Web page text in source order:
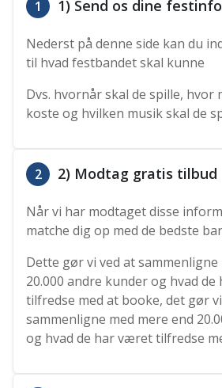
1 1) Send os dine
Nederst på denne side kan du
til hvad festbandet skal kunne
Dvs. hvornår skal de spille, hvor
koste og hvilken musik skal de
2 2) Modtag gratis tilbud
Når vi har modtaget disse
matche dig op med de bedste
Dette gør vi ved at sammenligne
20.000 andre kunder og hvad
tilfredse med at booke, det gør
sammenligne med mere end
og hvad de har været tilfredse